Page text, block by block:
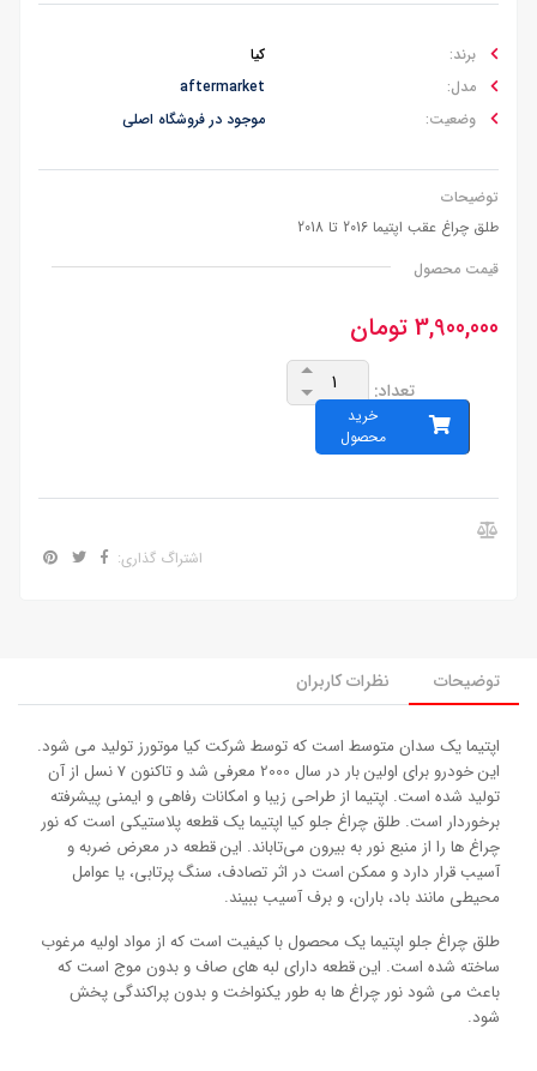
برند:
کیا
مدل:
aftermarket
وضعیت:
موجود در فروشگاه اصلی
توضیحات
طلق چراغ عقب اپتیما 2016 تا 2018
قیمت محصول
3,900,000 تومان
تعداد:
خرید
محصول
اشتراگ گذاری:
توضیحات نظرات کاربران
اپتیما یک سدان متوسط ​​است که توسط شرکت کیا موتورز تولید می شود.
این خودرو برای اولین بار در سال 2000 معرفی شد و تاکنون 7 نسل از آن
تولید شده است. اپتیما از طراحی زیبا و امکانات رفاهی و ایمنی پیشرفته
برخوردار است. طلق چراغ جلو کیا اپتیما یک قطعه پلاستیکی است که نور
چراغ ها را از منبع نور به بیرون می‌تاباند. این قطعه در معرض ضربه و
آسیب قرار دارد و ممکن است در اثر تصادف، سنگ پرتابی، یا عوامل
محیطی مانند باد، باران، و برف آسیب ببیند.
طلق چراغ جلو اپتیما یک محصول با کیفیت است که از مواد اولیه مرغوب
ساخته شده است. این قطعه دارای لبه های صاف و بدون موج است که
باعث می شود نور چراغ ها به طور یکنواخت و بدون پراکندگی پخش
شود.